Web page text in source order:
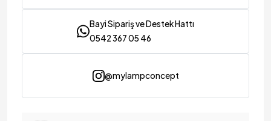
Bayi Sipariş ve Destek Hattı
0542 367 05 46
@mylampconcept